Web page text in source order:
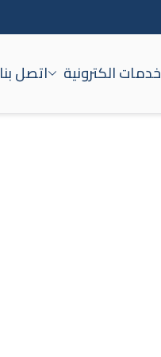
خدمات الكترونية اتصل بنا